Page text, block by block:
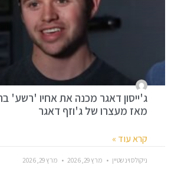
ג'ייסון דאגר מכנה את אחיו 'רשע'
מאז מעצרו של ג'וזף דאגר
קרא עוד »
ניקולס וינשטיין מרץ 29, 2026 מרץ 29, 2026